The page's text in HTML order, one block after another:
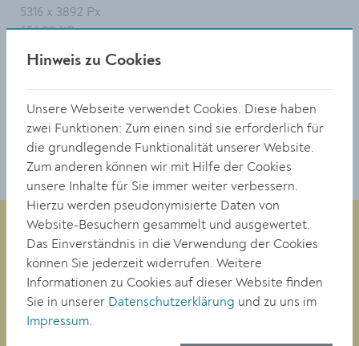
5316 x 3892 Px
656.39 KB
© Stadt Krems
DOWNLOAD
Magistrat der Stadt Krems
Obere Landstraße 4
A-3500 Krems
Hinweis zu Cookies
Unsere Webseite verwendet Cookies. Diese haben
zwei Funktionen: Zum einen sind sie erforderlich für
die grundlegende Funktionalität unserer Website.
Zum anderen können wir mit Hilfe der Cookies
unsere Inhalte für Sie immer weiter verbessern.
Hierzu werden pseudonymisierte Daten von
Website-Besuchern gesammelt und ausgewertet.
Das Einverständnis in die Verwendung der Cookies
können Sie jederzeit widerrufen. Weitere
Informationen zu Cookies auf dieser Website finden
Sie in unserer Datenschutzerklärung und zu uns im
Impressum.